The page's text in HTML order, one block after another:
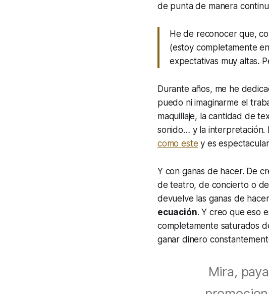
de punta de manera
He de reconocer que,
(estoy completamente
expectativas muy altas.
Durante años, me he
puedo ni imaginarme el
maquillaje, la cantidad de
sonido… y la
como este y es
Y con ganas de hacer. De
de teatro, de concierto o
devuelve las ganas de
ecuación. Y creo que eso
completamente saturados
ganar dinero
Mira,